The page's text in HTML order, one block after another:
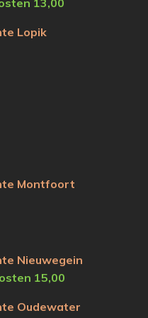
13,00
Lopik
Montfoort
Nieuwegein
15,00
Oudewater